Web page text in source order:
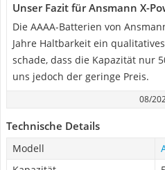
Unser Fazit für Ansmann X-
Die AAAA-Batterien von
Jahre Haltbarkeit ein
schade, dass die Kapazität nur
uns jedoch der geringe Preis.
08/
Technische Details
Modell